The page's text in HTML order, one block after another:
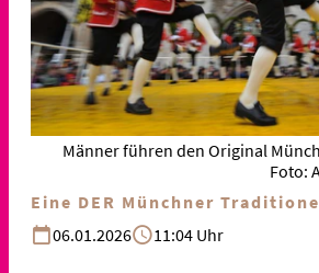
Männer führen den Original
Foto:
Eine DER Münchner
06.01.2026
11:04 Uhr